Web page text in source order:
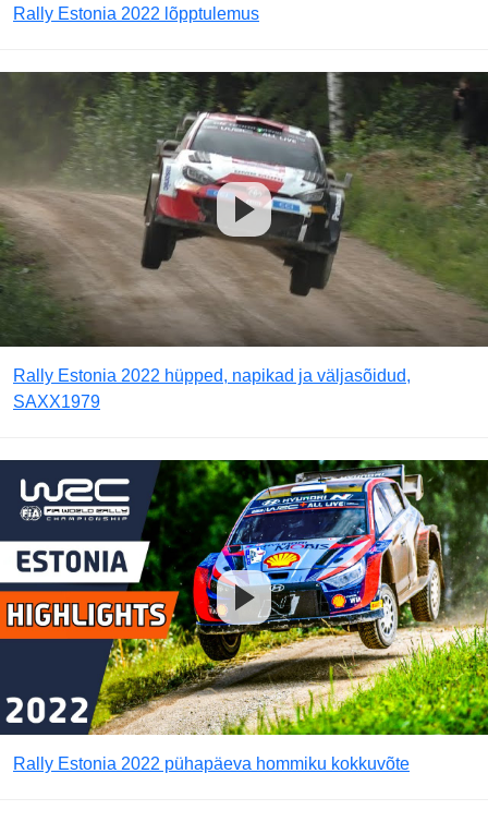
Rally Estonia 2022 lõpptulemus
Rally Estonia 2022 hüpped, napikad ja väljasõidud,
SAXX1979
Rally Estonia 2022 pühapäeva hommiku kokkuvõte